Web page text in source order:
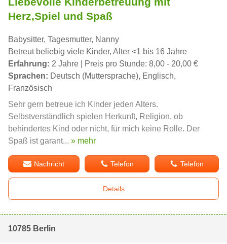
Herz,Spiel und Spaß
Babysitter, Tagesmutter, Nanny
Betreut beliebig viele Kinder, Alter <1 bis 16 Jahre
Erfahrung: 2 Jahre | Preis pro Stunde: 8,00 - 20,00 €
Sprachen: Deutsch (Muttersprache), Englisch,
Französisch
Sehr gern betreue ich Kinder jeden Alters.
Selbstverständlich spielen Herkunft, Religion, ob
behindertes Kind oder nicht, für mich keine Rolle. Der
Spaß ist garant... » mehr
Nachricht Telefon Telefon
Details
10785 Berlin